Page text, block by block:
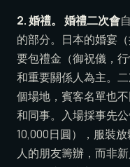
2. 婚禮。 婚禮二次會
的部分。日本的婚宴
要包禮金（御祝儀，
和重要關係人為主。
個場地，賓客名單也
和同事。入場採事先
10,000日圓），服裝
人的朋友籌辦，而非